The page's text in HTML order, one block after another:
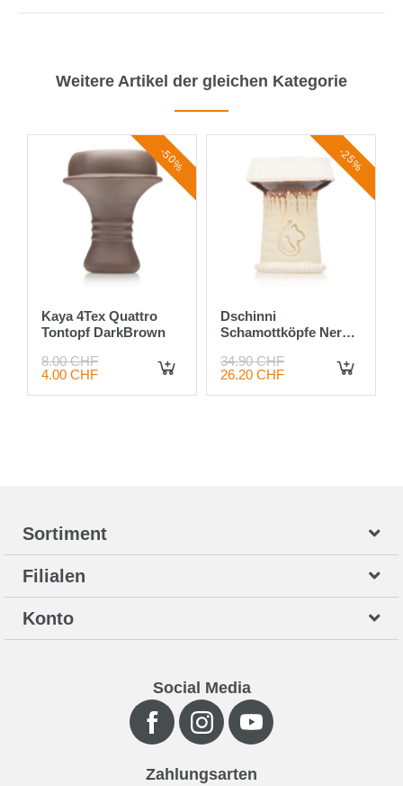
Weitere Artikel der gleichen Kategorie
-50%
Kaya 4Tex Quattro
Tontopf DarkBrown
8.00 CHF
4.00 CHF
-25%
Dschinni
Schamottköpfe Nero
34.90 CHF
26.20 CHF
Sortiment
Filialen
Konto
Social Media
Zahlungsarten